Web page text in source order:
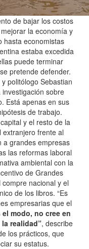
de bajar los costos
la economía y
hasta economistas
estaba excedida
puede terminar
pretende defender.
politólogo Sebastian
sobre
Está apenas en sus
de trabajo.
y el resto de la
frente al
a grandes empresas
las reformas laboral
ambiental con la
de Grandes
nacional y el
de los libros. “Es
empresarias que el
modo, no cree en
realidad”, describe
los prácticos, que
su estatus.